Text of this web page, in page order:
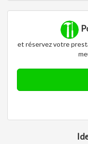
et réservez votre